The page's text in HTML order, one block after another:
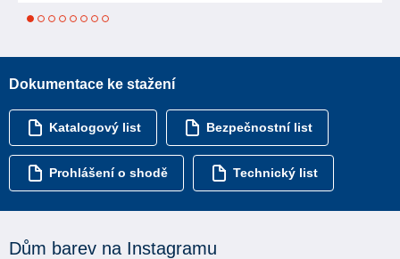
1 2 3 4 5 6 7
Dokumentace ke stažení
Katalogový list Bezpečnostní list
Prohlášení o shodě Technický list
Dům barev na Instagramu